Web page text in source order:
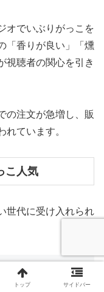
オでいぶりがっこを
「香りが良い」「燻
視聴者の関心を引き
の注文が急増し、販
ています。
こ人気
世代に受け入れられ
トップ サイドバー